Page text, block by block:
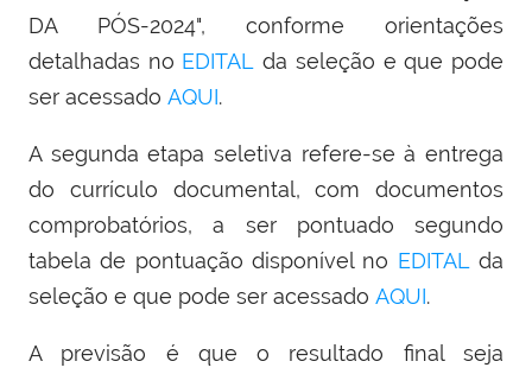
DA PÓS-2024", conforme orientações
detalhadas no EDITAL da seleção e que pode
ser acessado AQUI.
A segunda etapa seletiva refere-se à entrega
do currículo documental, com documentos
comprobatórios, a ser pontuado segundo
tabela de pontuação disponível no EDITAL da
seleção e que pode ser acessado AQUI.
A previsão é que o resultado final seja